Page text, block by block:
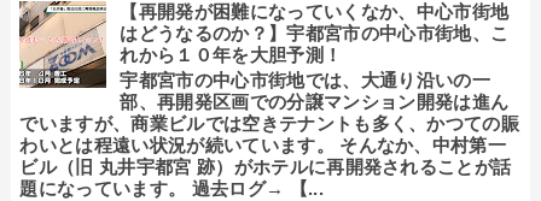
【再開発が困難になっていくなか、中心市街地
はどうなるのか？】宇都宮市の中心市街地、こ
れから１０年を大胆予測！
宇都宮市の中心市街地では、大通り沿いの一
部、再開発区画での分譲マンション開発は進ん
でいますが、商業ビルでは空きテナントも多く、かつての賑
わいとは程遠い状況が続いています。 そんなか、中村第一
ビル（旧 丸井宇都宮 跡）がホテルに再開発されることが話
題になっています。 過去ログ→ 【...